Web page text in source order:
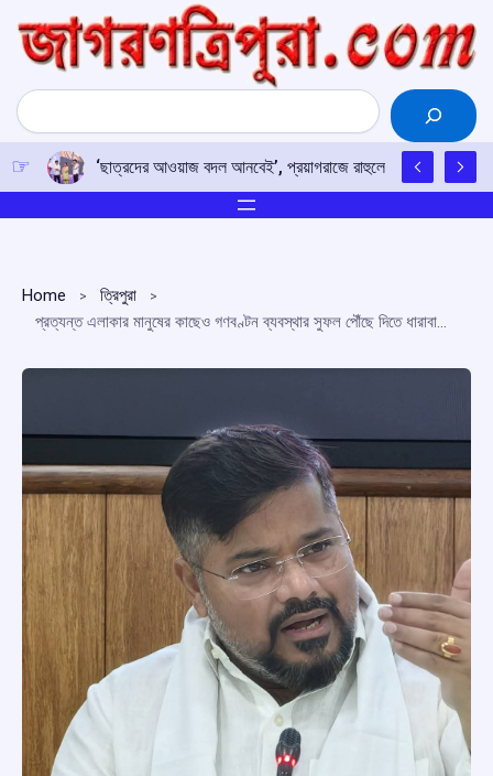
content
Search
‘ছাত্রদের আওয়াজ বদল আনবেই’, প্রয়াগরাজে রাহুলের হুঙ্কার
Home
ত্রিপুরা
প্রত্যন্ত এলাকার মানুষের কাছেও গণবণ্টন ব্যবস্থার সুফল পৌঁছে দিতে ধারাবাহিকভাবে বিভিন্ন পদক্ষেপ গ্রহণ করা হচ্ছে : খাদ্যমন্ত্রী